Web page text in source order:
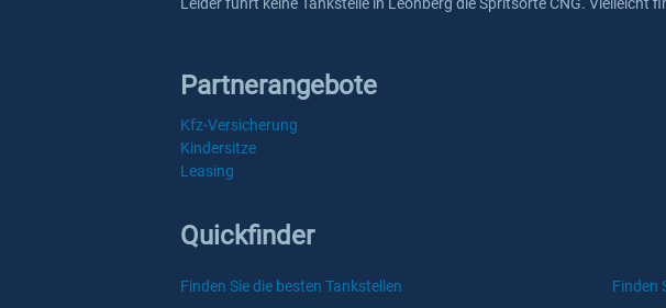
Partnerangebote
Kfz-Versicherung
Kindersitze
Leasing
Quickfinder
Finden Sie die besten Tankstellen Finden